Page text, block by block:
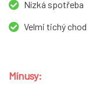
Nízká spotřeba
Velmi tichý chod
Mínusy: